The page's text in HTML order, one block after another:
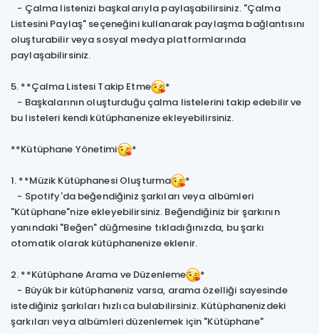
- Çalma listenizi başkalarıyla paylaşabilirsiniz. "Çalma
Listesini Paylaş" seçeneğini kullanarak paylaşma bağlantısını
oluşturabilir veya sosyal medya platformlarında
paylaşabilirsiniz.
5. **Çalma Listesi Takip Etme
*
- Başkalarının oluşturduğu çalma listelerini takip edebilir ve
bu listeleri kendi kütüphanenize ekleyebilirsiniz.
**Kütüphane Yönetimi *
1. **Müzik Kütüphanesi Oluşturma
*
- Spotify'da beğendiğiniz şarkıları veya albümleri
"Kütüphane"nize ekleyebilirsiniz. Beğendiğiniz bir şarkının
yanındaki "Beğen" düğmesine tıkladığınızda, bu şarkı
otomatik olarak kütüphanenize eklenir.
2. **Kütüphane Arama ve Düzenleme
*
- Büyük bir kütüphaneniz varsa, arama özelliği sayesinde
istediğiniz şarkıları hızlıca bulabilirsiniz. Kütüphanenizdeki
şarkıları veya albümleri düzenlemek için "Kütüphane"